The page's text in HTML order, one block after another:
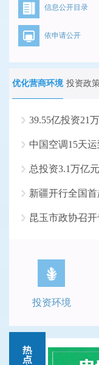
信息公开目录
依申请公开
优化营商环境 投资政
中国空调15天
总投资3.1万亿
新疆开行全国首
投资环境